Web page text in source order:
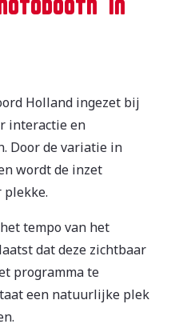
Holland ingezet bij
interactie en
Door de variatie in
wordt de inzet
plekke.
tempo van het
dat deze zichtbaar
programma te
een natuurlijke plek